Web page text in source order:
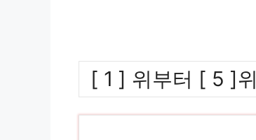
[ 1 ] 위부터 [ 5 ]